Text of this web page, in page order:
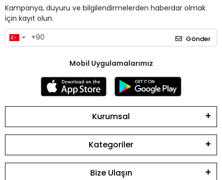
Kampanya, duyuru ve bilgilendirmelerden haberdar olmak
için kayıt olun.
Gönder
Mobil Uygulamalarımız
Kurumsal
Kategoriler
Bize Ulaşın